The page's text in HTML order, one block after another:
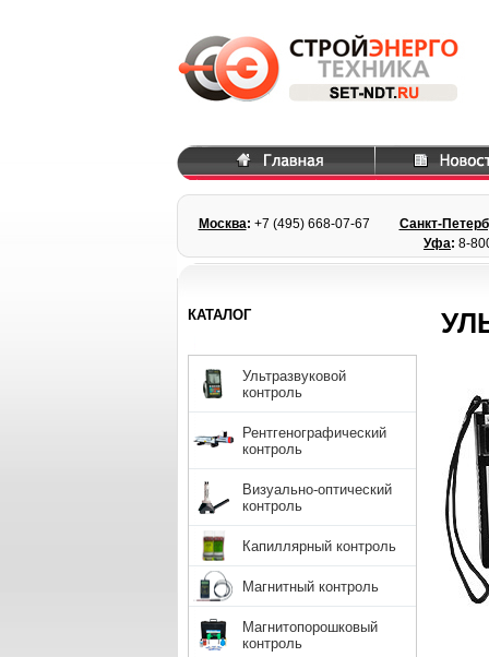
Москва: +7 (495) 668-07-67 Санкт-
Уфа: 8-
КАТАЛОГ
Ультразвуковой
контроль
Рентгенографический
контроль
Визуально-оптический
контроль
Капиллярный контроль
Магнитный контроль
Магнитопорошковый
контроль